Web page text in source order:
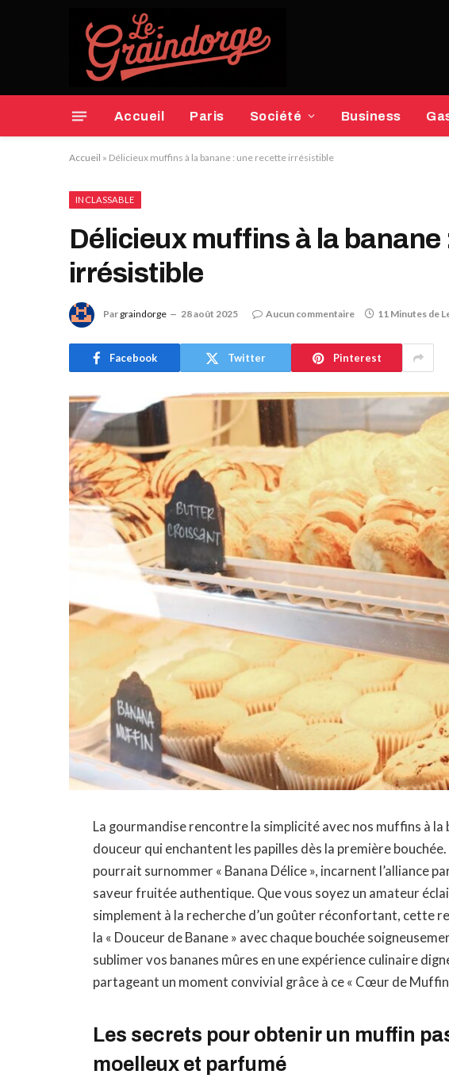
Accueil Paris Société Business
Accueil » Délicieux muffins à la banane : une recette irrésistible
INCLASSABLE
Délicieux muffins à la banane
irrésistible
Par graindorge 28 août 2025 Aucun commentaire 11 Minutes de
Facebook Twitter Pinterest
La gourmandise rencontre la simplicité avec nos muffins à
douceur qui enchantent les papilles dès la première
pourrait surnommer « Banana Délice », incarnent l’alliance
saveur fruitée authentique. Que vous soyez un amateur
simplement à la recherche d’un goûter réconfortant, cette
la « Douceur de Banane » avec chaque bouchée
sublimer vos bananes mûres en une expérience culinaire
partageant un moment convivial grâce à ce « Cœur de
Les secrets pour obtenir un muffin
moelleux et parfumé